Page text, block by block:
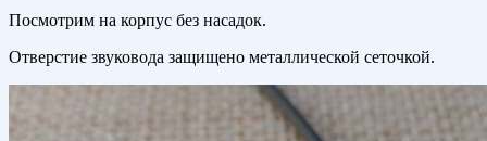
Посмотрим на корпус без насадок.
Отверстие звуковода защищено металлической сеточкой.